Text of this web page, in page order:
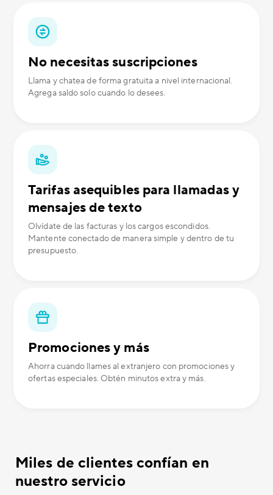
No necesitas suscripciones
Llama y chatea de forma gratuita a nivel internacional.
Agrega saldo solo cuando lo desees.
Tarifas asequibles para llamadas y
mensajes de texto
Olvídate de las facturas y los cargos escondidos.
Mantente conectado de manera simple y dentro de tu
presupuesto.
Promociones y más
Ahorra cuando llames al extranjero con promociones y
ofertas especiales. Obtén minutos extra y más.
Miles de clientes confían en
nuestro servicio